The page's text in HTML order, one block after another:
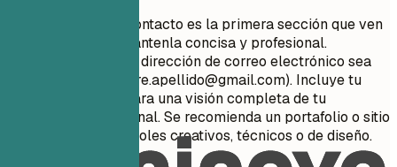
Tu información de contacto es la primera sección que ven
los reclutadores. Mantenla concisa y profesional.
Asegúrate de que tu dirección de correo electrónico sea
nombre.apellido@gmail.com). Incluye tu
perfil de LinkedIn para una visión completa de tu
trayectoria profesional. Se recomienda un portafolio o sitio
web personal para roles creativos, técnicos o de diseño.